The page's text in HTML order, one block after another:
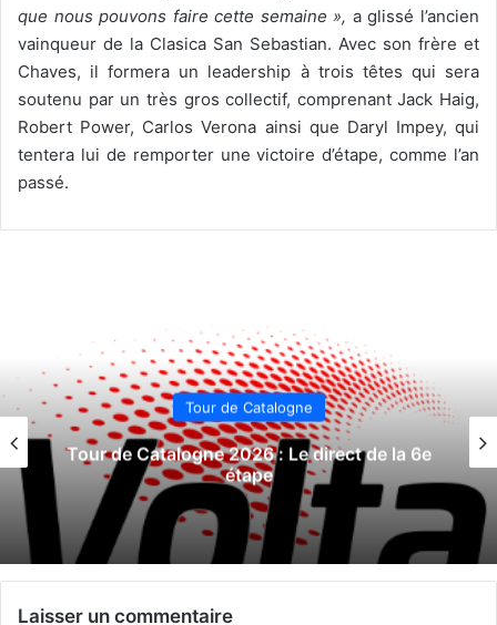
que nous pouvons faire cette semaine », a glissé l’ancien
vainqueur de la Clasica San Sebastian. Avec son frère et
Chaves, il formera un leadership à trois têtes qui sera
soutenu par un très gros collectif, comprenant Jack Haig,
Robert Power, Carlos Verona ainsi que Daryl Impey, qui
tentera lui de remporter une victoire d’étape, comme l’an
passé.
Tour de Catalogne
Tour de Catalogne 2026 : Le direct de la 6e
étape
Laisser un commentaire